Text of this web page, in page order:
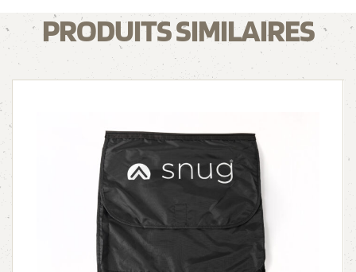
PRODUITS SIMILAIRES